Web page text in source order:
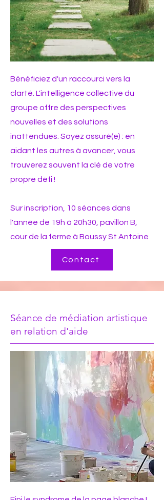
Bénéficiez d'un raccourci vers la
clarté. L'intelligence collective du
groupe offre des perspectives
nouvelles et des solutions
inattendues. Soyez assuré(e) : en
aidant les autres à avancer, vous
trouverez souvent la clé de votre
propre défi !
Sur inscription, 10 séances dans
l'année de 19h à 20h30, pavillon B,
cour de la ferme à Boussy St Antoine
Contact
Séance de médiation artistique
en relation d'aide